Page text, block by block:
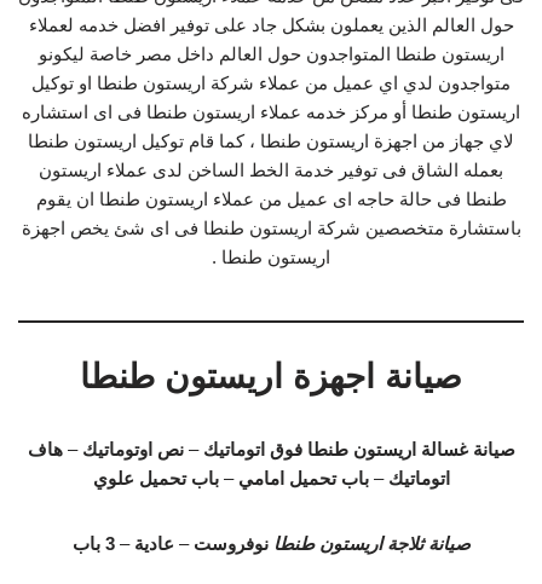
حول العالم الذين يعملون بشكل جاد على توفير افضل خدمه لعملاء
اريستون طنطا المتواجدون حول العالم داخل مصر خاصة ليكونو
متواجدون لدي اي عميل من عملاء شركة اريستون طنطا او توكيل
اريستون طنطا أو مركز خدمه عملاء اريستون طنطا فى اى استشاره
لاي جهاز من اجهزة اريستون طنطا ، كما قام توكيل اريستون طنطا
بعمله الشاق فى توفير خدمة الخط الساخن لدى عملاء اريستون
طنطا فى حالة حاجه اى عميل من عملاء اريستون طنطا ان يقوم
باستشارة متخصصين شركة اريستون طنطا فى اى شئ يخص اجهزة
اريستون طنطا .
صيانة اجهزة اريستون طنطا
صيانة غسالة اريستون طنطا فوق اتوماتيك –نص اوتوماتيك –هاف
اتوماتيك –باب تحميل امامي –باب تحميل علوي
صيانة ثلاجة اريستون طنطا نوفروست – عادية –3 باب